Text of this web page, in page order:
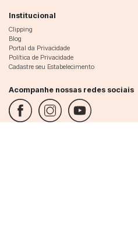
Institucional
Clipping
Blog
Portal da Privacidade
Política de Privacidade
Cadastre seu Estabelecimento
Acompanhe nossas redes sociais